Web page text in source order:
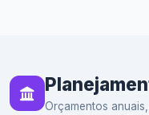
Orçamentos